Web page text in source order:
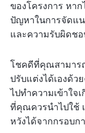
ของโครงการ หา
ปัญหาในการจัดแ
และความรับผิดช
โชคดีที่คุณสามาร
ปรับแต่งได้เองด้
ไปทำความเข้าใจ
ที่คุณควรนำไปใช้
หวังได้จากกรอบก